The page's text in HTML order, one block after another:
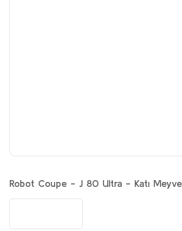
Robot Coupe - J 80 Ultra - Katı Meyve